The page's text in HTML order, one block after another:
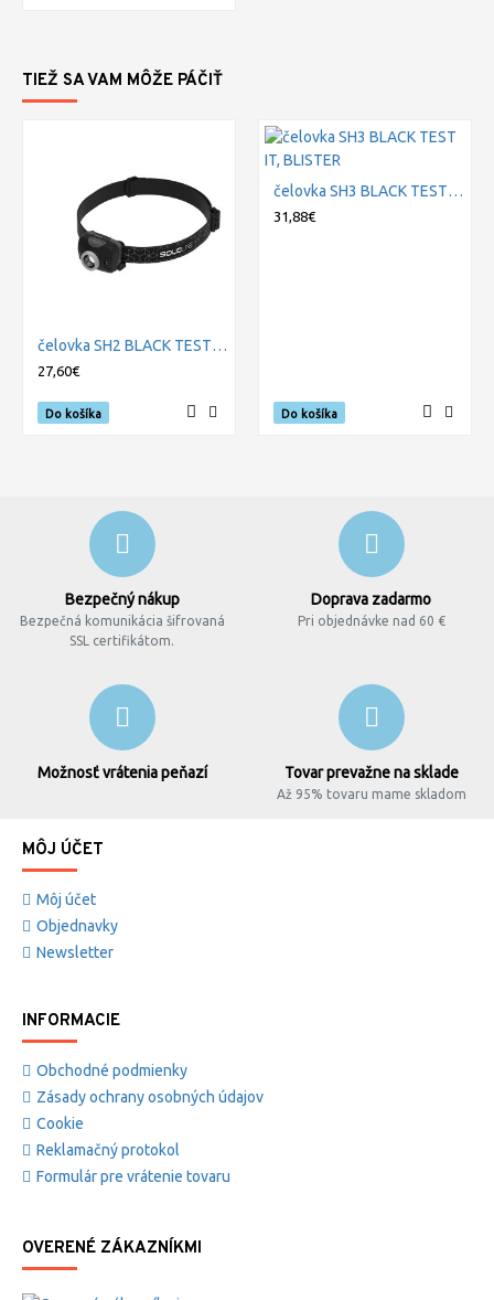
TIEŽ SA VAM MÔŽE PÁČIŤ
čelovka SH2 BLACK TEST IT, BLISTER
27,60€
Do košíka
čelovka SH3 BLACK TEST IT, BLISTER
31,88€
Do košíka
Bezpečný nákup
Bezpečná komunikácia šifrovaná
SSL certifikátom.
Doprava zadarmo
Pri objednávke nad 60 €
Možnosť vrátenia peňazí Tovar prevažne na sklade
Až 95% tovaru mame skladom
MÔJ ÚČET
Môj účet
Objednavky
Newsletter
INFORMACIE
Obchodné podmienky
Zásady ochrany osobných údajov
Cookie
Reklamačný protokol
Formulár pre vrátenie tovaru
OVERENÉ ZÁKAZNÍKMI